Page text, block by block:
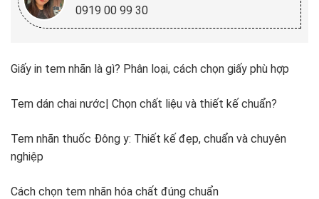
0919 00 99 30
Giấy in tem nhãn là gì? Phân loại, cách chọn giấy phù hợp
Tem dán chai nước| Chọn chất liệu và thiết kế chuẩn?
Tem nhãn thuốc Đông y: Thiết kế đẹp, chuẩn và chuyên
nghiệp
Cách chọn tem nhãn hóa chất đúng chuẩn